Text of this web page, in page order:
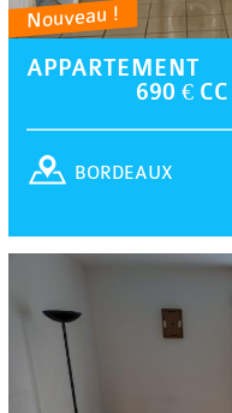
Nouveau !
APPARTEMENT
690 € CC
BORDEAUX